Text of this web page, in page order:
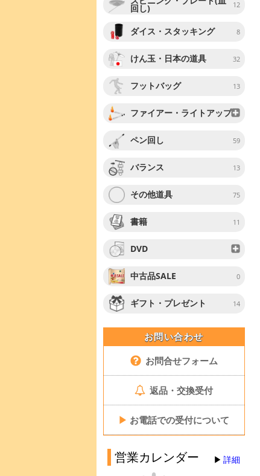
回し) 12
ダイス・スタッキング 8
けん玉・日本の道具 32
フットバッグ 13
ファイアー・ライトアップ
ペン回し 59
バランス 13
その他道具 75
書籍 11
DVD
中古品SALE 0
ギフト・プレゼント 14
お問い合わせ
お問合せフォーム
返品・交換受付
▶ お電話での受付について
営業カレンダー 詳細